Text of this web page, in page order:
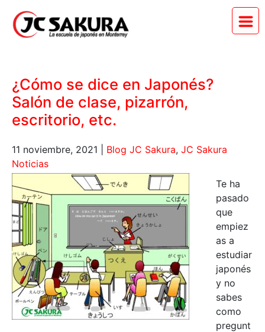
¿Cómo se dice en Japonés?
Salón de clase, pizarrón,
escritorio, etc.
11 noviembre, 2021 Blog JC Sakura, JC Sakura
Noticias
Te ha
pasado
que
empiez
as a
estudiar
japonés
y no
sabes
como
pregunt